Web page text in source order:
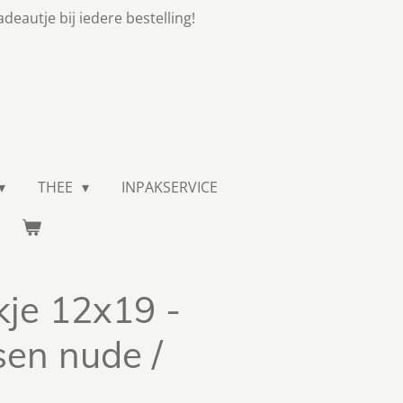
bij iedere bestelling!
THEE
INPAKSERVICE
12x19 -
nude /